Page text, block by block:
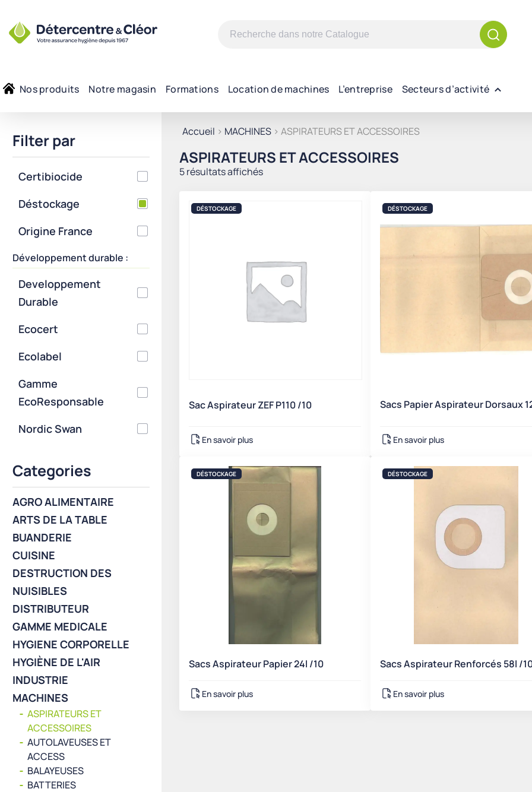
Recherche
Nos produits Notre magasin Formations Location de machines L’entreprise Secteurs d’activité
Accueil > MACHINES > ASPIRATEURS ET ACCESSOIRES
ASPIRATEURS ET ACCESSOIRES
5 résultats affichésTrié
DÉSTOCKAGE
Sac Aspirateur ZEF P110 /10
En savoir plus
DÉSTOCKAGE
Sacs Papier Aspirateur Dorsaux
En savoir plus
DÉSTOCKAGE
Sacs Aspirateur Papier 24l /10
En savoir plus
DÉSTOCKAGE
Sacs Aspirateur Renforcés 58l /
En savoir plus
Filter par
Certibiocide
Déstockage
Origine France
Développement durable :
Developpement
Durable
Ecocert
Ecolabel
Gamme
EcoResponsable
Nordic Swan
Categories
AGRO ALIMENTAIRE
ARTS DE LA TABLE
BUANDERIE
CUISINE
DESTRUCTION DES
NUISIBLES
DISTRIBUTEUR
GAMME MEDICALE
HYGIENE CORPORELLE
HYGIÈNE DE L'AIR
INDUSTRIE
MACHINES
ASPIRATEURS ET
ACCESSOIRES
AUTOLAVEUSES ET
ACCESS
BALAYEUSES
BATTERIES